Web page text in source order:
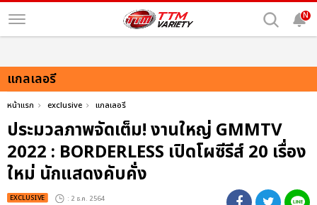
N
แกลเลอรี
หน้าแรก exclusive แกลเลอรี
ประมวลภาพจัดเต็ม! งานใหญ่ GMMTV
2022 : BORDERLESS เปิดโผซีรีส์ 20 เรื่อง
ใหม่ นักแสดงคับคั่ง
EXCLUSIVE : 2 ธ.ค. 2564